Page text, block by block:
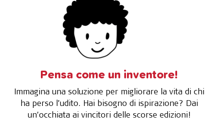
Pensa come un inventore!
Immagina una soluzione per migliorare la vita di chi
ha perso l’udito. Hai bisogno di ispirazione? Dai
un’occhiata ai vincitori delle scorse edizioni!